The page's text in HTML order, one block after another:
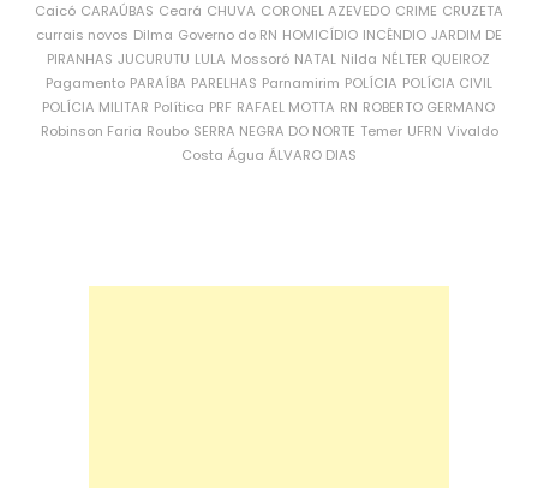
Caicó CARAÚBAS Ceará CHUVA CORONEL AZEVEDO CRIME CRUZETA
currais novos Dilma Governo do RN HOMICÍDIO INCÊNDIO JARDIM DE
PIRANHAS JUCURUTU LULA Mossoró NATAL Nilda NÉLTER QUEIROZ
Pagamento PARAÍBA PARELHAS Parnamirim POLÍCIA POLÍCIA CIVIL
POLÍCIA MILITAR Política PRF RAFAEL MOTTA RN ROBERTO GERMANO
Robinson Faria Roubo SERRA NEGRA DO NORTE Temer UFRN Vivaldo
Costa Água ÁLVARO DIAS